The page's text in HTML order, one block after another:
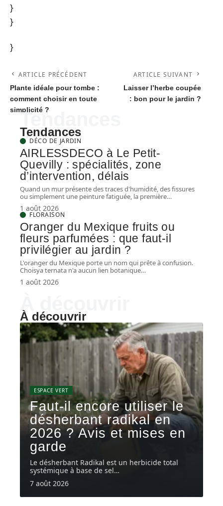
}
}
}
ARTICLE PRÉCÉDENT
Plante idéale pour tombe :
comment choisir en toute
simplicité ?
ARTICLE SUIVANT
Laisser l’herbe coupée
: bon pour le jardin ?
Tendances
Tendances
DÉCO DE JARDIN
AIRLESSDECO à Le Petit-
Quevilly : spécialités, zone
d’intervention, délais
Quand un mur présente des traces d'humidité, des fissures
ou simplement une peinture fatiguée, la première…
1 août 2026
FLORAISON
Oranger du Mexique fruits ou
fleurs parfumées : que faut-il
privilégier au jardin ?
L'oranger du Mexique porte un nom qui prête à confusion.
Choisya ternata n'a aucun lien botanique…
1 août 2026
À découvrir
ESPACE VERT
Faut-il encore utiliser le
désherbant radikal en
2026 ? Avis et mises en
garde
Le désherbant Radikal est un herbicide total
systémique à base de sel…
7 août 2026